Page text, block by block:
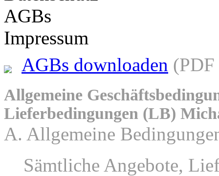
AGBs
Impressum
AGBs downloaden
Allgemeine
Lieferbedingungen (LB)
A. Allgemeine
Sämtliche Angebote,